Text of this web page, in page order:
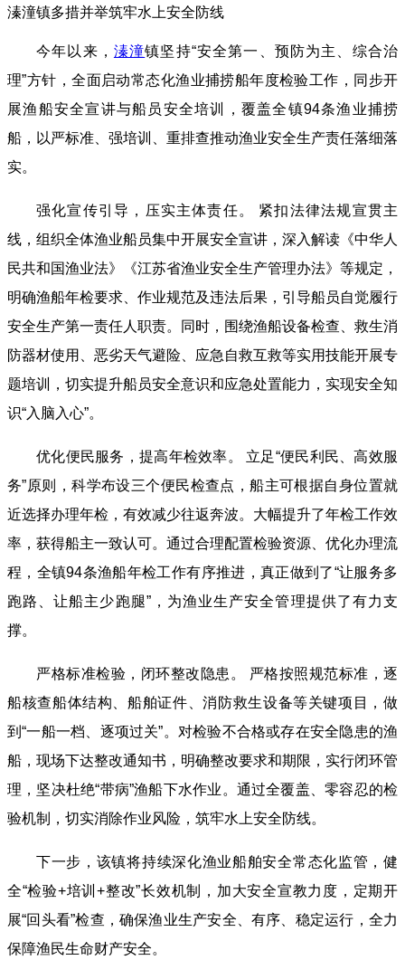
溱潼镇多措并举筑牢水上安全防线
今年以来， 溱潼镇坚持“安全第一、预防为主、综合治
理”方针，全面启动常态化渔业捕捞船年度检验工作，同步开
展渔船安全宣讲与船员安全培训，覆盖全镇94条渔业捕捞
船，以严标准、强培训、重排查推动渔业安全生产责任落细落
实。
强化宣传引导，压实主体责任。 紧扣法律法规宣贯主
线，组织全体渔业船员集中开展安全宣讲，深入解读《中华人
民共和国渔业法》《江苏省渔业安全生产管理办法》等规定，
明确渔船年检要求、作业规范及违法后果，引导船员自觉履行
安全生产第一责任人职责。同时，围绕渔船设备检查、救生消
防器材使用、恶劣天气避险、应急自救互救等实用技能开展专
题培训，切实提升船员安全意识和应急处置能力，实现安全知
识“入脑入心”。
优化便民服务，提高年检效率。 立足“便民利民、高效服
务”原则，科学布设三个便民检查点，船主可根据自身位置就
近选择办理年检，有效减少往返奔波。大幅提升了年检工作效
率，获得船主一致认可。通过合理配置检验资源、优化办理流
程，全镇94条渔船年检工作有序推进，真正做到了“让服务多
跑路、让船主少跑腿”，为渔业生产安全管理提供了有力支
撑。
严格标准检验，闭环整改隐患。 严格按照规范标准，逐
船核查船体结构、船舶证件、消防救生设备等关键项目，做
到“一船一档、逐项过关”。对检验不合格或存在安全隐患的渔
船，现场下达整改通知书，明确整改要求和期限，实行闭环管
理，坚决杜绝“带病”渔船下水作业。通过全覆盖、零容忍的检
验机制，切实消除作业风险，筑牢水上安全防线。
下一步，该镇将持续深化渔业船舶安全常态化监管，健
全“检验+培训+整改”长效机制，加大安全宣教力度，定期开
展“回头看”检查，确保渔业生产安全、有序、稳定运行，全力
保障渔民生命财产安全。